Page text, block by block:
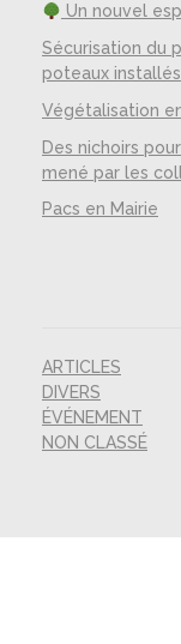
Un nouvel
Sécurisation du
poteaux installés
Végétalisation
Des nichoirs
mené par les
Pacs en Mairie
ARTICLES
DIVERS
ÉVÉNEMENT
NON CLASSÉ